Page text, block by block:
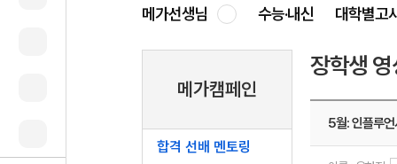
메가선생님 수능·내신 대학별고
메가캠페인
합격 선배 멘토링
장학생
5월: 인플루언